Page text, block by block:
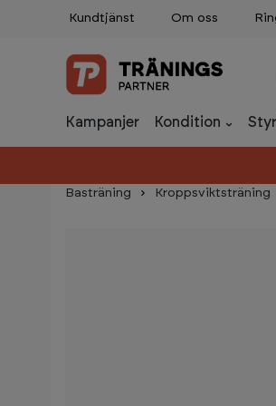
to main content
Skip to search
Skip to main navigation
Kundtjänst Om oss
Kampanjer Kondition
Basträning Kroppsviktsträning